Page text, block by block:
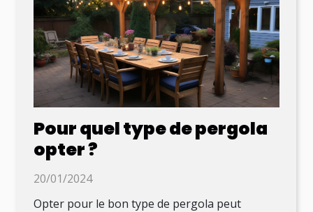
Pour quel type de pergola
opter ?
20/01/2024
Opter pour le bon type de pergola peut